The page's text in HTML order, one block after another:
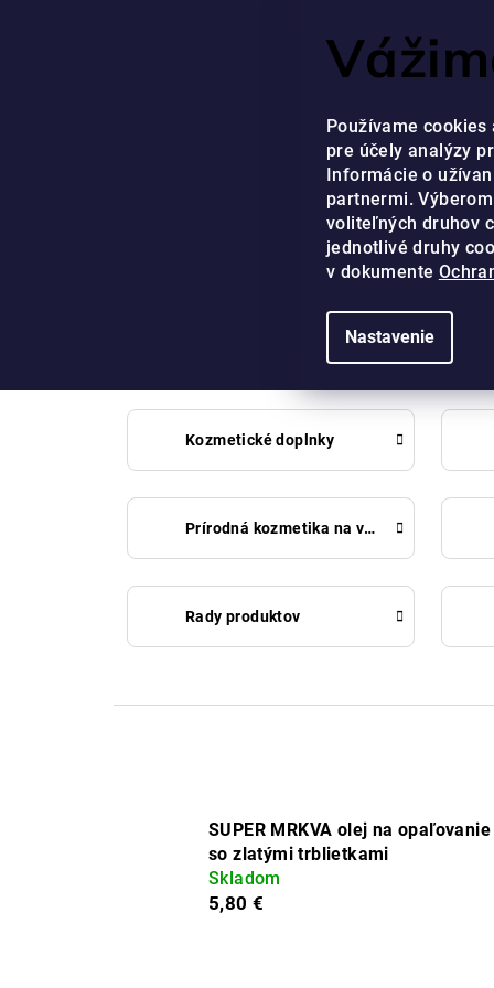
Používame
pre účely analýzy
Informácie o
partnermi.
voliteľných druhov
jednotlivé druhy
v dokumente
Nastavenie
NÁŠ ZÁKAZNÍCKY
Kozmetické doplnky
Prírodná kozmetika na vlasy a šampóny s prírodnými zložkami
Rady produktov
SUPER MRKVA olej na opaľovanie
so zlatými trblietkami
Skladom
5,80 €